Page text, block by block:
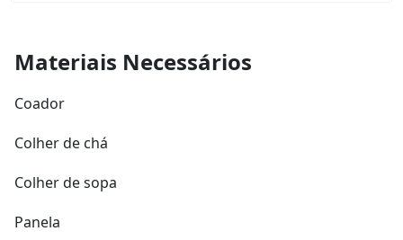
Materiais Necessários
Coador
Colher de chá
Colher de sopa
Panela